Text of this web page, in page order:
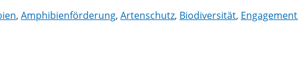
, Amphibienförderung, Artenschutz, Biodiversität, Engagement